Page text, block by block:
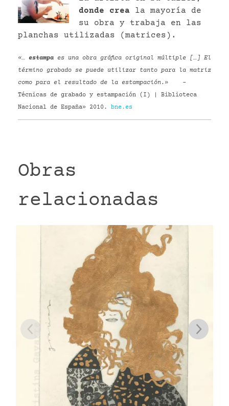
donde crea la mayoría de
su obra y trabaja en las
planchas utilizadas (matrices).
«… estampa es una obra gráfica original múltiple […] El
término grabado se puede utilizar tanto para la matriz
como para el resultado de la estampación.» –
Técnicas de grabado y estampación (I) | Biblioteca
Nacional de España» 2010. bne.es
Obras
relacionadas